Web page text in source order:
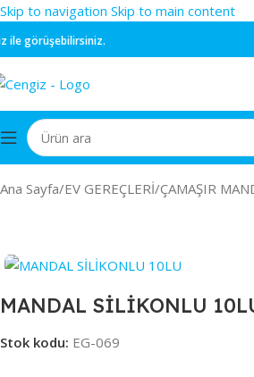
Skip to navigation Skip to main content
görüşebilirsiniz.
Ana Sayfa/EV GEREÇLERİ/ÇAMAŞIR
MANDAL SİLİKONLU
Stok kodu: EG-069